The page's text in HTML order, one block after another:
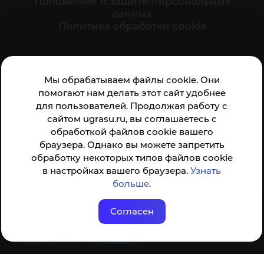
Мы обрабатываем файлы cookie. Они
помогают нам делать этот сайт удобнее
для пользователей. Продолжая работу с
сайтом ugrasu.ru, вы соглашаетесь с
обработкой файлов cookie вашего
браузера. Однако вы можете запретить
обработку некоторых типов файлов cookie
в настройках вашего браузера.Узнать
больше.
Согласен
организации:
Анкета доступна по QR-коду, а так же по прямой
ссылке
© ФГБОУ ВО ЮГУ 2001–2026